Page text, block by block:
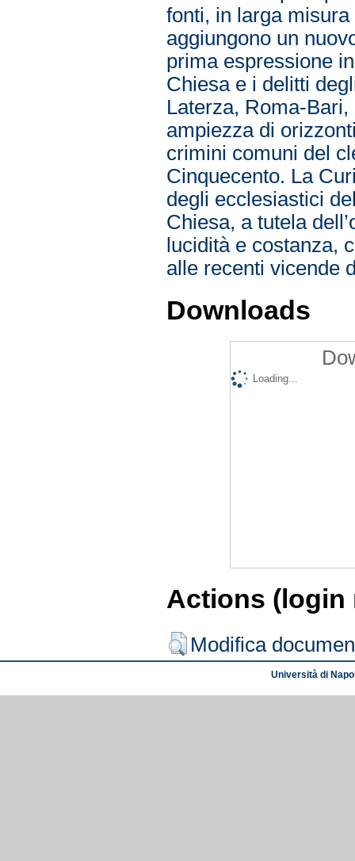
fonti, in larga
aggiungono un
prima espressione
Chiesa e i delitti
Laterza, Roma-
ampiezza di
crimini comuni del
Cinquecento. La
degli ecclesiastici
Chiesa, a tutela
lucidità e costanza,
alle recenti vicende
Downloads
Loading...
Actions (login
Modifica
Università di